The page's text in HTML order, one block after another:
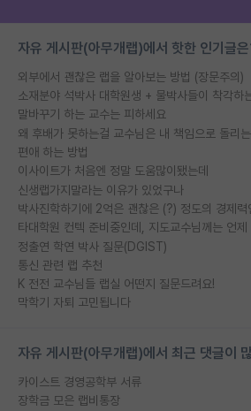
자유 게시판(아무개랩)에서 핫한 인기글
외부에서 괜찮은 랩을 알아보는 방법 (장문주의)
소재분야 석박사 대학원생 + 물박사들이 착각하
말바꾸기 하는 교수는 피하세요
편애 하는 방법
이사이트가 처음엔 정말 도움많이됐는데
신생랩가지말라는 이유가 있었구나
정출연 학연 박사 질문(DGIST)
통신 관련 랩 추천
K 전전 교수님들 랩실 어떤지 질문드려요!
막학기 자퇴 고민됩니다
자유 게시판(아무개랩)에서 최근 댓글이
카이스트 경영공학부 서류
장학금 모은 랩비통장